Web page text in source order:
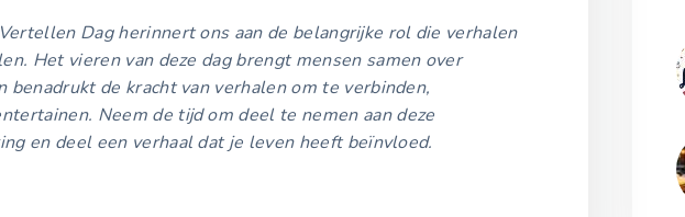
Dag herinnert ons aan de belangrijke rol die verhalen
Het vieren van deze dag brengt mensen samen over
benadrukt de kracht van verhalen om te verbinden,
Neem de tijd om deel te nemen aan deze
en deel een verhaal dat je leven heeft beïnvloed.